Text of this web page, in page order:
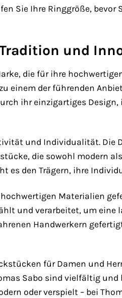
Sie Ihre Ringgröße,
und
die für ihre
einem der führenden
ihr einzigartiges
und Individualität. Die
die sowohl modern
es den Trägern, ihre
Materialien
und verarbeitet, um eine
Handwerkern
für Damen und
Sabo sind vielfältig
oder verspielt – bei